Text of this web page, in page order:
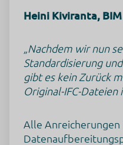
Heini Kiviranta,
„Nachdem wir nun
Standardisierung
gibt es kein Zurück
Original-IFC-Dateien
Alle Anreicherungen
IP Adresse
Nutzungsdaten
Browser Informationen
Device Informationen
JavaScript-Support
Besuchte Seiten
Referrer URL
Downloads
Kaufaktivität
Widget-Interaktionen
Datum und Uhrzeit des